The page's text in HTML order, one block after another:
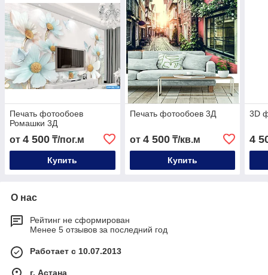
Печать фотообоев
Ромашки 3Д
от 4 500 ₸/пог.м
Купить
Печать фотообоев 3Д
от 4 500₸/кв.м
Купить
3D
4
О нас
Рейтинг не сформирован
Менее 5 отзывов за последний год
Работает с 10.07.2013
г. Астана